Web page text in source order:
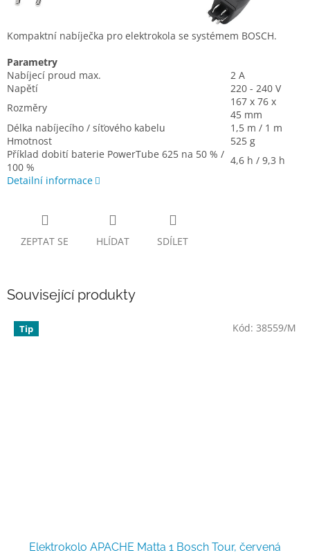
Kompaktní nabíječka pro elektrokola se systémem BOSCH.
Parametry
Nabíjecí proud max.
2 A
Napětí
220 - 240 V
Rozměry
167 x 76 x
45 mm
Délka nabíjecího / síťového kabelu
1,5 m / 1 m
Hmotnost
525 g
Příklad dobití baterie PowerTube 625 na 50 % /
100 %
4,6 h / 9,3 h
Detailní informace
ZEPTAT SE HLÍDAT SDÍLET
Související produkty
Tip
Elektrokolo APACHE Matta 1 Bosch Tour, červená
Kód: 38559/M